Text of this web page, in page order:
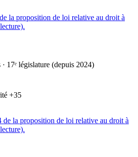
la proposition de loi relative au droit à
17ᵉ législature (depuis 2024)
+35
de la proposition de loi relative au droit à